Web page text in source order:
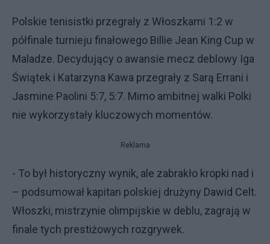
Polskie tenisistki przegrały z Włoszkami 1:2 w
półfinale turnieju finałowego Billie Jean King Cup w
Maladze. Decydujący o awansie mecz deblowy Iga
Świątek i Katarzyna Kawa przegrały z Sarą Errani i
Jasmine Paolini 5:7, 5:7. Mimo ambitnej walki Polki
nie wykorzystały kluczowych momentów.
Reklama
- To był historyczny wynik, ale zabrakło kropki nad i
– podsumował kapitan polskiej drużyny Dawid Celt.
Włoszki, mistrzynie olimpijskie w deblu, zagrają w
finale tych prestiżowych rozgrywek.